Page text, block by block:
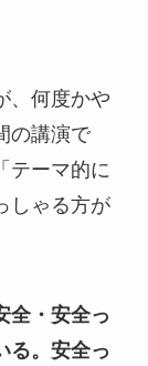
、何度かや
の講演で
テーマ的に
しゃる方が
全・安全っ
る。安全っ